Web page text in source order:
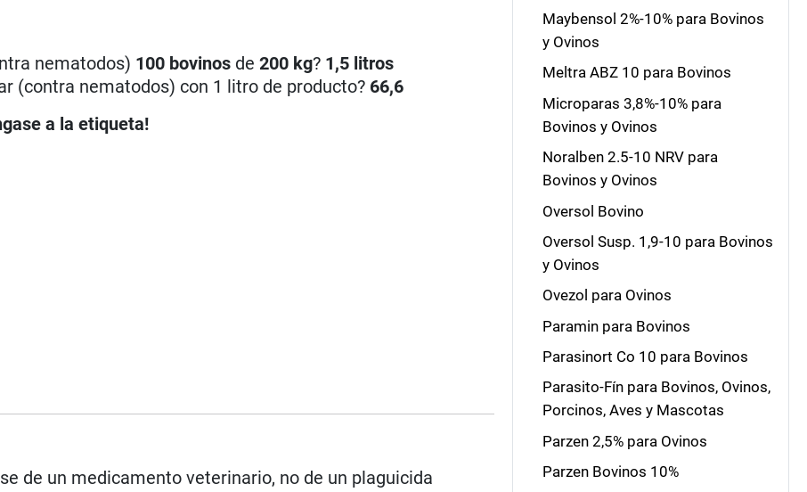
nematodos) 100 bovinos de200 kg? 1,5 litros
(contra nematodos) con 1 litro de producto? 66,6
a la etiqueta!
de un medicamento veterinario, no de un plaguicida
Maybensol 2%-10% para Bovinos
y Ovinos
Meltra ABZ 10 para Bovinos
Microparas 3,8%-10% para
Bovinos y Ovinos
Noralben 2.5-10 NRV para
Bovinos y Ovinos
Oversol Bovino
Oversol Susp. 1,9-10 para Bovinos
y Ovinos
Ovezol para Ovinos
Paramin para Bovinos
Parasinort Co 10 para Bovinos
Parasito-Fín para Bovinos, Ovinos,
Porcinos, Aves y Mascotas
Parzen 2,5% para Ovinos
Parzen Bovinos 10%